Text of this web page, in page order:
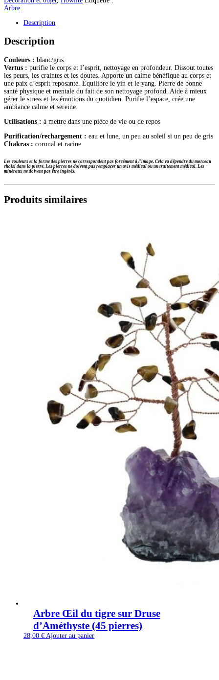
arbre
Arbre
Description
Description
Couleurs : blanc/gris
Vertus : purifie le corps et l’esprit, nettoyage en profondeur. Dissout toutes
les peurs, les craintes et les doutes. Apporte un calme bénéfique au corps et
une paix d’esprit reposante. Équilibre le yin et le yang. Pierre de bonne
santé physique et mentale du fait de son nettoyage profond. Aide à mieux
gérer le stress et les émotions du quotidien. Purifie l’espace, crée une
ambiance calme et sereine.
Utilisations : à mettre dans une pièce de vie ou de repos
Purification/rechargement : eau et lune, un peu au soleil si un peu de gris
Chakras : coronal et racine
Les couleurs et la forme des pierres ne correspondent pas forcément à l’image. Cela va dépendre du morceau
choisi dans la pierre. Les pierres ne doivent pas remplacer un avis médical ou un traitement médical. Les
minéraux ne doivent pas être ingérés.
Produits similaires
Arbre Œil du tigre sur Druse
d’Améthyste (45 pierres)
28,00 € Ajouter au panier